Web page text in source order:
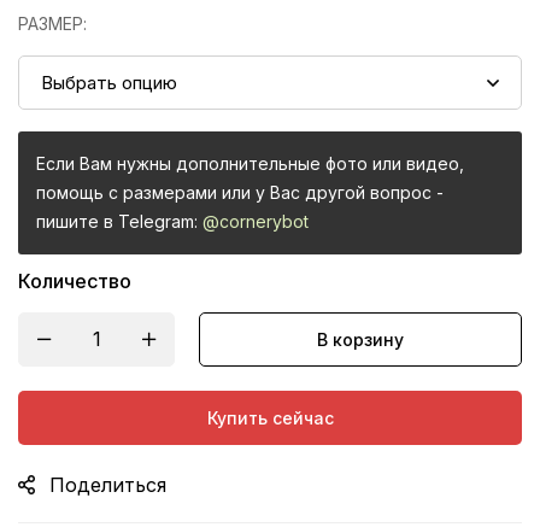
РАЗМЕР:
Если Вам нужны дополнительные фото или видео,
помощь с размерами или у Вас другой вопрос -
пишите в Telegram: @cornerybot
Количество
В корзину
Купить сейчас
Поделиться